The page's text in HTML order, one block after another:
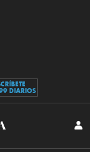
DIARIOS